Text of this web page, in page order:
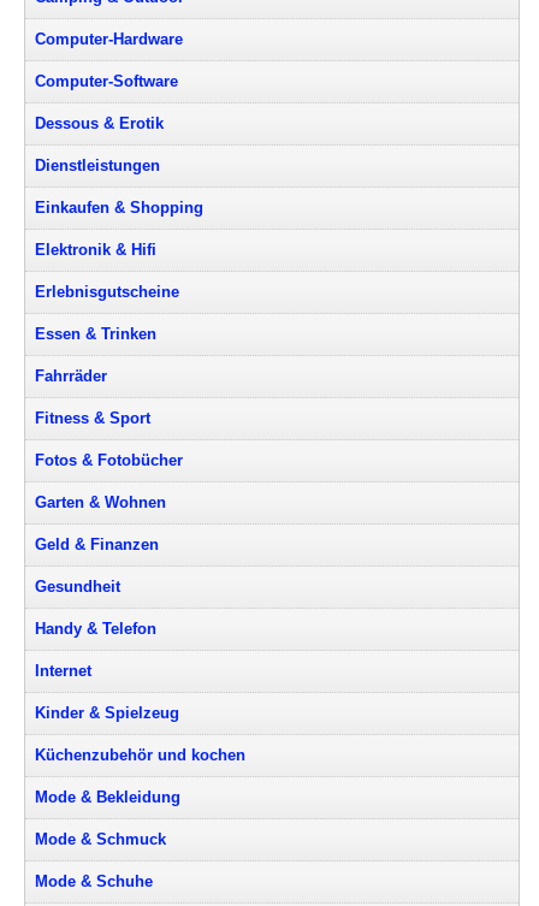
Computer-Hardware
Computer-Software
Dessous & Erotik
Dienstleistungen
Einkaufen & Shopping
Elektronik & Hifi
Erlebnisgutscheine
Essen & Trinken
Fahrräder
Fitness & Sport
Fotos & Fotobücher
Garten & Wohnen
Geld & Finanzen
Gesundheit
Handy & Telefon
Internet
Kinder & Spielzeug
Küchenzubehör und kochen
Mode & Bekleidung
Mode & Schmuck
Mode & Schuhe